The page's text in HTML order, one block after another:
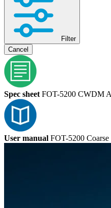
Filter
Cancel
Spec sheet FOT-5200 CWDM
User manual FOT-5200